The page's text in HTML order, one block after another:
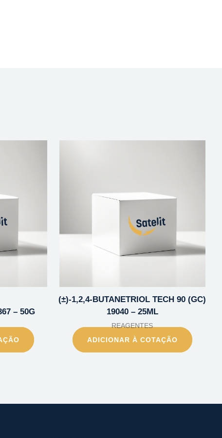
– 50G
(±)-1,2,4-BUTANETRIOL TECH 90 (GC)
19040 – 25ML
REAGENTES
ADICIONAR À COTAÇÃO